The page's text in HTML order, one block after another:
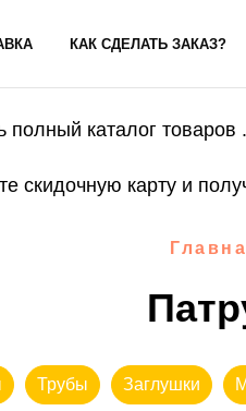
КАК СДЕЛАТЬ ЗАКАЗ?
полный каталог товаров
скидочную карту и
Трубы Заглушки